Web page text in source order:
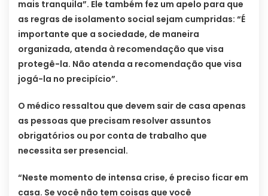
mais tranquila”. Ele também fez um apelo para que
as regras de isolamento social sejam cumpridas: “É
importante que a sociedade, de maneira
organizada, atenda à recomendação que visa
protegê-la. Não atenda a recomendação que visa
jogá-la no precipício”.
O médico ressaltou que devem sair de casa apenas
as pessoas que precisam resolver assuntos
obrigatórios ou por conta de trabalho que
necessita ser presencial.
“Neste momento de intensa crise, é preciso ficar em
casa. Se você não tem coisas que você